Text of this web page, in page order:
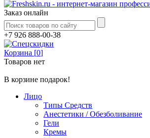
Заказ онлайн
+7 926 888-00-38
Корзина [0]
Товаров нет
В корзине подарок!
Лицо
Типы Средств
Анестетики / Обезболивание
Гели
Кремы